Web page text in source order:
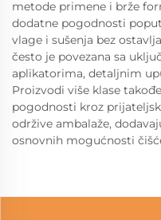
metode primene i brže
dodatne pogodnosti
vlage i sušenja bez
često je povezana sa
aplikatorima, detaljnim
Proizvodi više klase
pogodnosti kroz
održive ambalaže,
osnovnih mogućnosti